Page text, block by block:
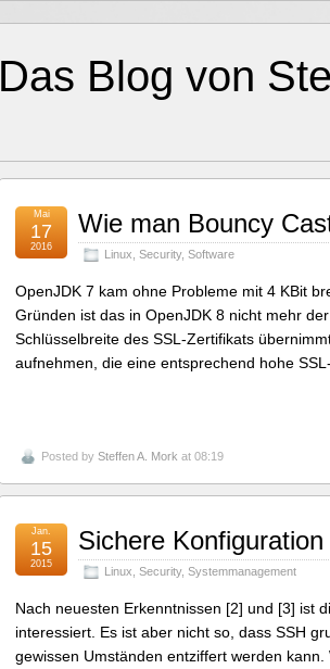
Das Blog von
Wie man Bouncy
Linux Security, Software
Mai
17
2016
OpenJDK 7 kam ohne Probleme mit 4 KBit
Gründen ist das in OpenJDK 8 nicht mehr
Schlüsselbreite des SSL-Zertifikats
aufnehmen, die eine entsprechend hohe
Posted by Steffen A. Mork at 08:19
Sichere
Linux Security, Systemmanagement
Jan.
15
2015
Nach neuesten Erkenntnissen [2] und [3] ist
interessiert. Es ist aber nicht so, dass SSH
gewissen Umständen entziffert werden